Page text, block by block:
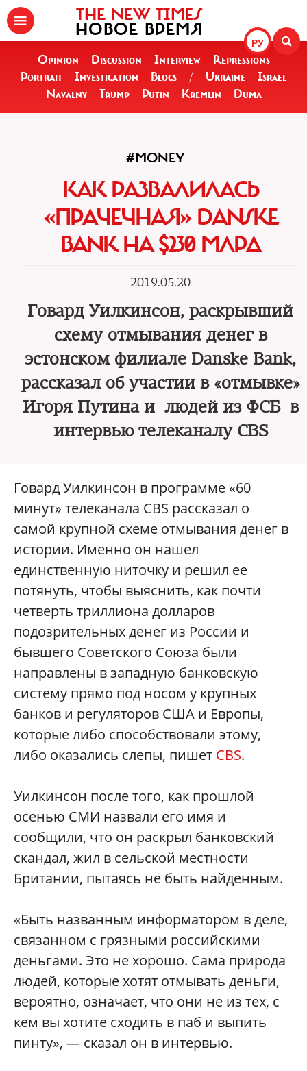
РУ
THE NEW TIMES
НОВОЕ ВРЕМЯ
Opinion Discussion Interview
Repressions
Portrait
Investigation Blogs / Ukraine
Israel
Navalny
Trump Putin Kremlin Duma
#MONEY
КАК РАЗВАЛИЛАСЬ
«ПРАЧЕЧНАЯ» DANSKE
BANK НА $230 МЛРД
2019.05.20
Говард Уилкинсон, раскрывший
схему отмывания денег в
эстонском филиале Danske Bank,
рассказал об участии в «отмывке»
Игоря Путина и людей из ФСБ в
интервью телеканалу CBS
Говард Уилкинсон в программе «60
минут» телеканала CBS рассказал о
самой крупной схеме отмывания денег в
истории. Именно он нашел
единственную ниточку и решил ее
потянуть, чтобы выяснить, как почти
четверть триллиона долларов
подозрительных денег из России и
бывшего Советского Союза были
направлены в западную банковскую
систему прямо под носом у крупных
банков и регуляторов США и ​​Европы,
которые либо способствовали этому,
либо оказались слепы, пишет CBS.
Уилкинсон после того, как прошлой
осенью СМИ назвали его имя и
сообщили, что он раскрыл банковский
скандал, жил в сельской местности
Британии, пытаясь не быть найденным.
«Быть названным информатором в деле,
связанном с грязными российскими
деньгами. Это не хорошо. Сама природа
людей, которые хотят отмывать деньги,
вероятно, означает, что они не из тех, с
кем вы хотите сходить в паб и выпить
пинту», — сказал он в интервью.